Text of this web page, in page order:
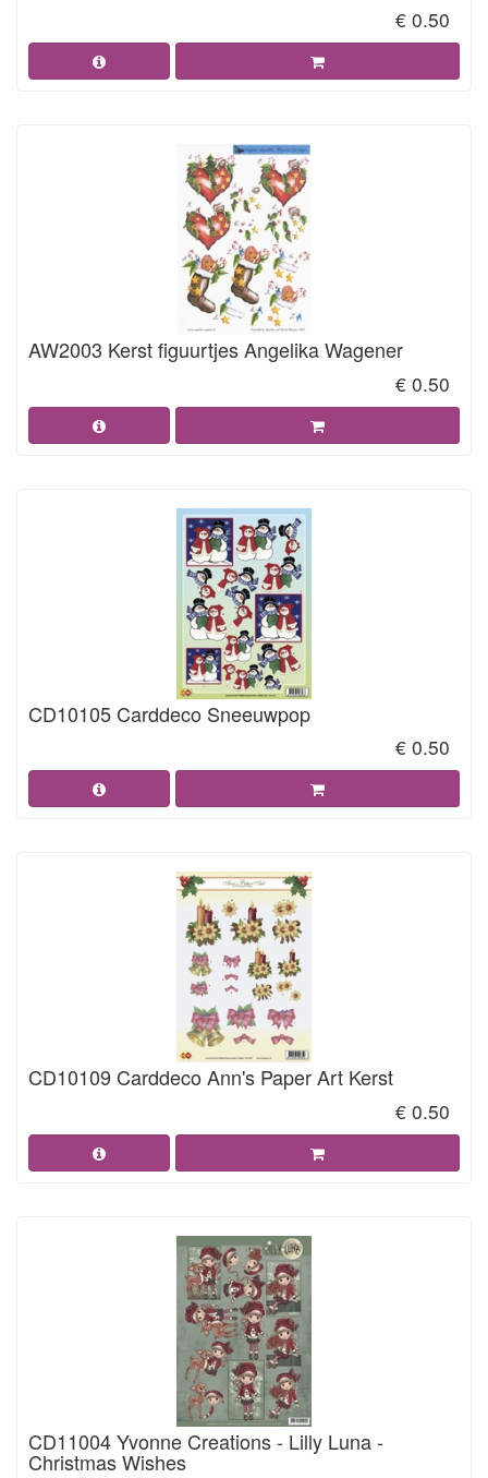
€ 0.50
AW2003 Kerst figuurtjes Angelika Wagener
€ 0.50
CD10105 Carddeco Sneeuwpop
€ 0.50
CD10109 Carddeco Ann's Paper Art Kerst
€ 0.50
CD11004 Yvonne Creations - Lilly Luna -
Christmas Wishes